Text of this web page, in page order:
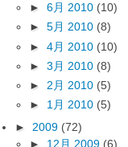
► 6月 2010 (10)
► 5月 2010 (8)
► 4月 2010 (10)
► 3月 2010 (8)
► 2月 2010 (5)
► 1月 2010 (5)
► 2009 (72)
► 12月 2009 (6)